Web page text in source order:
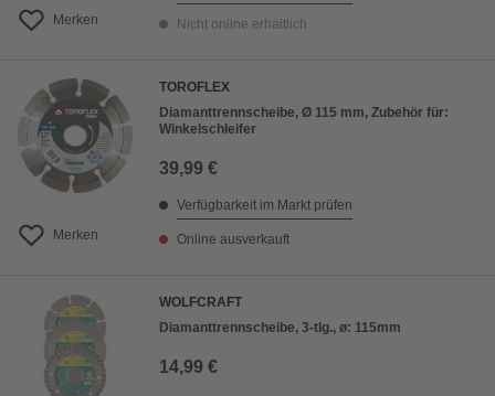
Merken Nicht online erhältlich
Merken
TOROFLEX
Diamanttrennscheibe, Ø 115 mm, Zubehör für:
Winkelschleifer
39,99 €
Verfügbarkeit im Markt prüfen
Online ausverkauft
WOLFCRAFT
Diamanttrennscheibe, 3-tlg., ø: 115mm
14,99 €